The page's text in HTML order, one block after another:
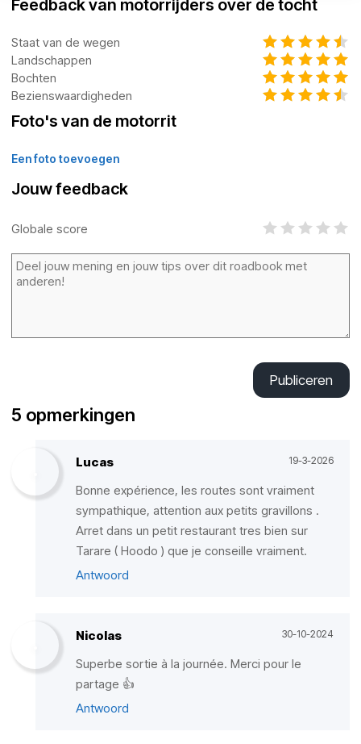
Feedback van motorrijders over de tocht
Staat van de wegen
Landschappen
Bochten
Bezienswaardigheden
Foto's van de motorrit
Een foto toevoegen
Jouw feedback
Globale score
Publiceren
5 opmerkingen
Lucas 19-3-2026
Bonne expérience, les routes sont vraiment
sympathique, attention aux petits gravillons .
Arret dans un petit restaurant tres bien sur
Tarare ( Hoodo ) que je conseille vraiment.
Antwoord
Nicolas 30-10-2024
Superbe sortie à la journée. Merci pour le
partage 👍
Antwoord